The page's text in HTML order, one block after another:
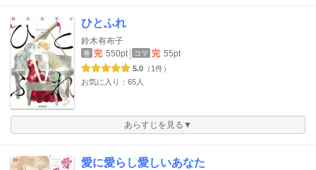
ひとふれ
鈴木有布子
巻 完 550pt コマ 完 55pt
5.0 （1件）
お気に入り：65人
あらすじを見る▼
愛に愛らし愛しいあなた